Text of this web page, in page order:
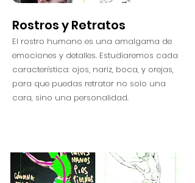
Rostros y Retratos
El rostro humano es una amalgama de
emociones y detalles. Estudiaremos cada
característica: ojos, nariz, boca, y orejas,
para que puedas retratar no solo una
cara, sino una personalidad.